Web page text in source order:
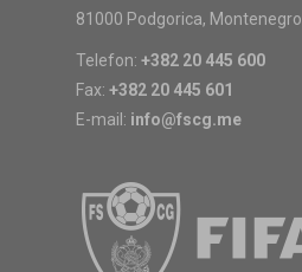
81000 Podgorica, Montenegro
Telefon: +382 20 445 600
Fax: +382 20 445 601
E-mail: info@fscg.me